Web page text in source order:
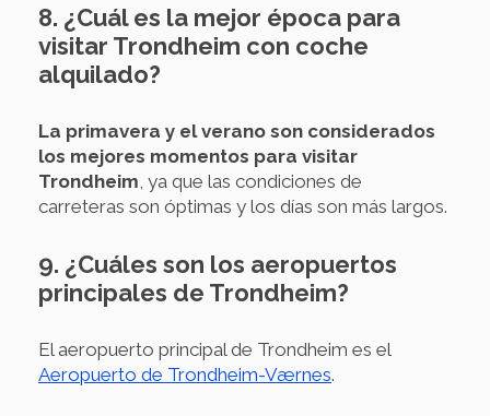
8. ¿Cuál es la mejor época para
visitar Trondheim con coche
alquilado?
La primavera y el verano son considerados
los mejores momentos para visitar
Trondheim , ya que las condiciones de
carreteras son óptimas y los días son más largos.
9. ¿Cuáles son los aeropuertos
principales de Trondheim?
El aeropuerto principal de Trondheim es el
Aeropuerto de Trondheim-Værnes.